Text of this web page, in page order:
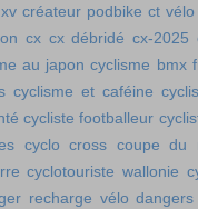
créateur podbike ct vélo
cx cx débridé cx-2025
au japon cyclisme bmx
cyclisme et caféine
cycliste footballeur
cyclo cross coupe du
cyclotouriste wallonie
recharge vélo